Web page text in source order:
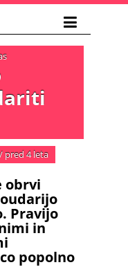
/ pred 4 leta
obrvi
Pravijo
in
popolno